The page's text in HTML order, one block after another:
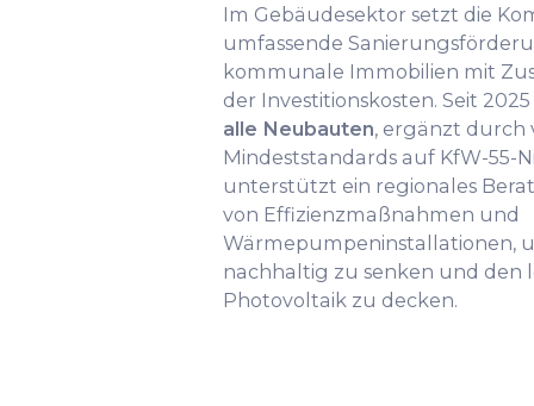
Im Gebäudesektor setzt die
umfassende
kommunale Immobilien mit
der Investitionskosten. Seit
alle Neubauten, ergänzt durch
Mindeststandards auf KfW-55-
unterstützt ein regionales
von Effizienzmaßnahmen und
Wärmepumpeninstallationen,
nachhaltig zu senken und
Photovoltaik zu decken.